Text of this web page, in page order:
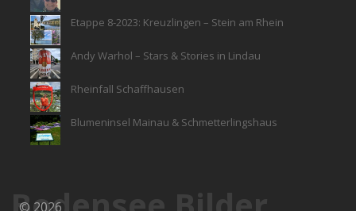
Etappe 8-2023: Kreuzlingen – Stein am Rhein
Andy Warhol – Stars & Stories in Lindau
Rheinfall Schaffhausen
Blumeninsel Mainau & Schmetterlingshaus
© 2026